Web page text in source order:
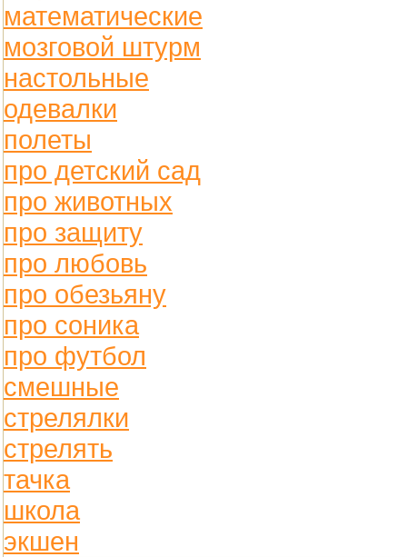
математические
мозговой штурм
настольные
одевалки
полеты
про детский сад
про животных
про защиту
про любовь
про обезьяну
про соника
про футбол
смешные
стрелялки
стрелять
тачка
школа
экшен